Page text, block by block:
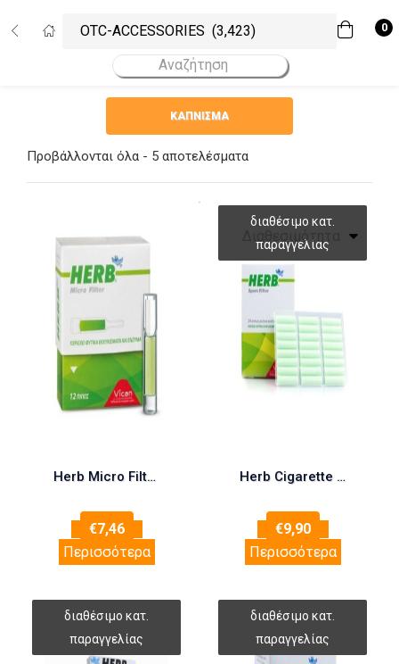
0
Σύνδεση Εγγραφή
Εισάγετε το username και το password σας για να συνδεθείτε.
Να με θυμάσαι!
Ξεχάσατε το password σας;
ΚΑΠΝΙΣΜΑ
Προβάλλονται όλα - 5 αποτελέσματα
Υψηλότερες πωλήσεις
4 προϊόντα
All Categories
Διαθεσιμότητα
Herb Micro Filter 12 τεμάχια
€7,46
Περισσότερα
Herb Cigarette Filters 24τεμάχια
€9,90
Περισσότερα